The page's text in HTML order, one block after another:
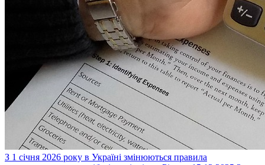
З 1 січня 2026 року в Україні змінюються правила